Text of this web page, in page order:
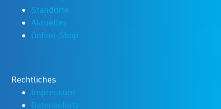
Standorte
Aktuelles
Online-Shop
Rechtliches
Impressum
Datenschutz